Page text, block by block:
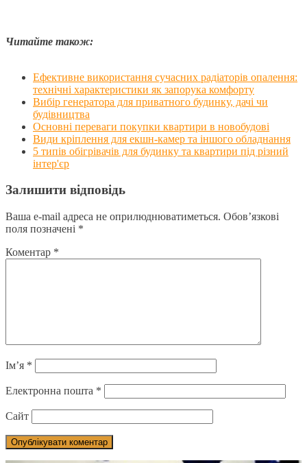
Читайте також:
Ефективне використання сучасних радіаторів опалення:
технічні характеристики як запорука комфорту
Вибір генератора для приватного будинку, дачі чи
будівництва
Основні переваги покупки квартири в новобудові
Види кріплення для екшн-камер та іншого обладнання
5 типів обігрівачів для будинку та квартири під різний
інтер'єр
Залишити відповідь
Ваша e-mail адреса не оприлюднюватиметься. Обов’язкові
поля позначені *
Коментар *
Ім’я *
Електронна пошта *
Сайт